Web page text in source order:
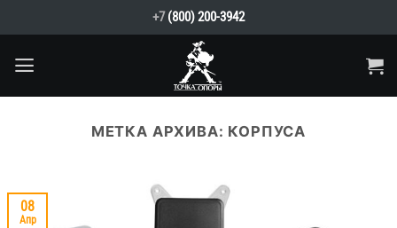
to
content
+7 (800) 200-3942
МЕТКА АРХИВА: КОРПУСА
08
Апр